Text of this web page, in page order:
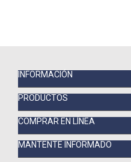
INFORMACIÓN
PRODUCTOS
COMPRAR EN LÍNEA
MANTENTE INFORMADO